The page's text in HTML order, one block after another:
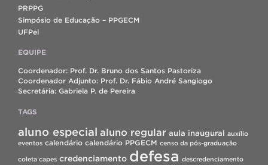
PRPPG
Simpósio de Educação – PPGECM
UFPel
EQUIPE
Coordenador: Prof. Dr. Bruno dos Santos Pastoriza
Coordenador Adjunto: Prof. Dr. Fábio André Sangiogo
Secretária: Gabriela P. de Pereira
TAGS
aluno especial aluno regular aula inaugural auxílio
eventos calendário calendário PPGECM censo da pós-graduação
coleta capes credenciamento defesa descredenciamento